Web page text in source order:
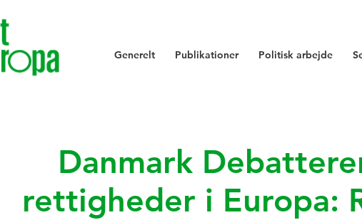
Generelt Publikationer Politisk arbejde
Danmark
rettigheder i Europa: